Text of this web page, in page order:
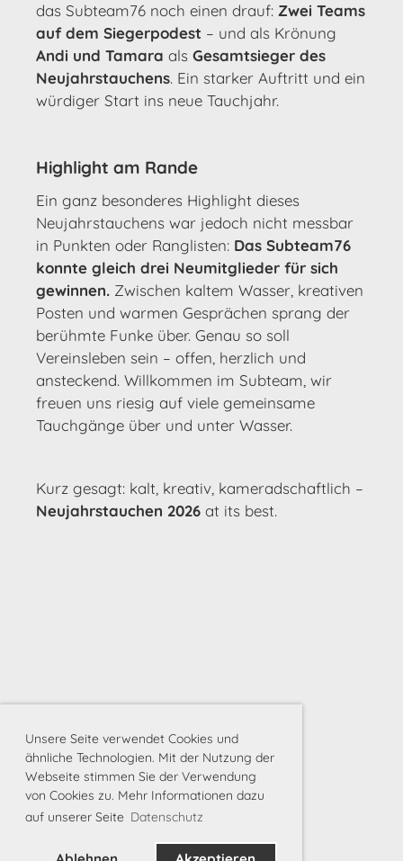
Unsere Seite verwendet Cookies und
ähnliche Technologien. Mit der Nutzung der
Webseite stimmen Sie der Verwendung
von Cookies zu. Mehr Informationen dazu
auf unserer Seite Datenschutz
das Subteam76 noch einen drauf: Zwei Teams
auf dem Siegerpodest – und als Krönung
Andi und Tamara als Gesamtsieger des
Neujahrstauchens. Ein starker Auftritt und ein
würdiger Start ins neue Tauchjahr.
Highlight am Rande
Ein ganz besonderes Highlight dieses
Neujahrstauchens war jedoch nicht messbar
in Punkten oder Ranglisten: Das Subteam76
konnte gleich drei Neumitglieder für sich
gewinnen. Zwischen kaltem Wasser, kreativen
Posten und warmen Gesprächen sprang der
berühmte Funke über. Genau so soll
Vereinsleben sein – offen, herzlich und
ansteckend. Willkommen im Subteam, wir
freuen uns riesig auf viele gemeinsame
Tauchgänge über und unter Wasser.
Kurz gesagt: kalt, kreativ, kameradschaftlich –
Neujahrstauchen 2026 at its best.